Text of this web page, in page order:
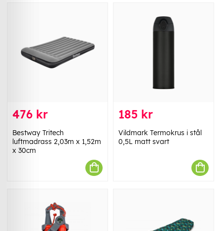
476 kr
Bestway Tritech
luftmadrass 2,03m x 1,52m
x 30cm
185 kr
Vildmark Termokrus i stål
0,5L matt svart